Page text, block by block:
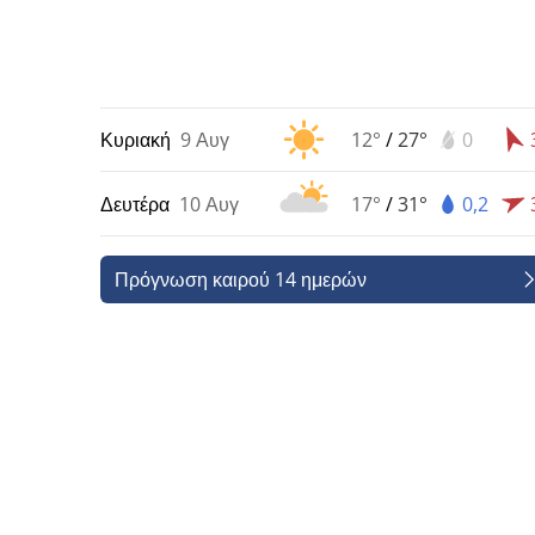
Κυριακή 9 Αυγ 12° /27° 0
Δευτέρα 10 Αυγ 17° /31° 0,2
Πρόγνωση καιρού 14 ημερών